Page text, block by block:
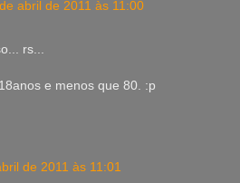
abril de 2011 às 11:00
rs...
e menos que 80. :p
de 2011 às 11:01